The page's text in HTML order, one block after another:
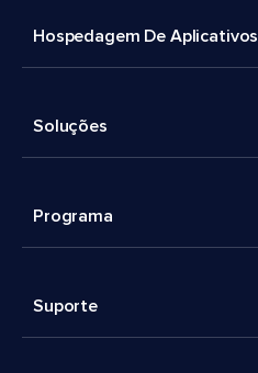
Hospedagem De Aplicativos
Soluções
Programa
Suporte